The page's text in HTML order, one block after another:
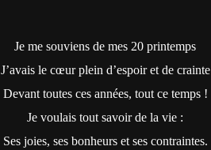
Je me souviens de mes 20 printemps
J’avais le cœur plein d’espoir et de crainte
Devant toutes ces années, tout ce temps !
Je voulais tout savoir de la vie :
Ses joies, ses bonheurs et ses contraintes.